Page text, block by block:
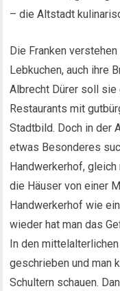
– die Altstadt
Die Franken
Lebkuchen, auch ihre
Albrecht Dürer soll sie
Restaurants mit
Stadtbild. Doch in der
etwas Besonderes
Handwerkerhof,
die Häuser von einer
Handwerkerhof wie
wieder hat man das
In den
geschrieben und man
Schultern schauen.